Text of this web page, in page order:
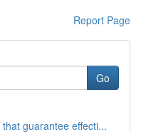
Report Page
Go
guarantee effecti...